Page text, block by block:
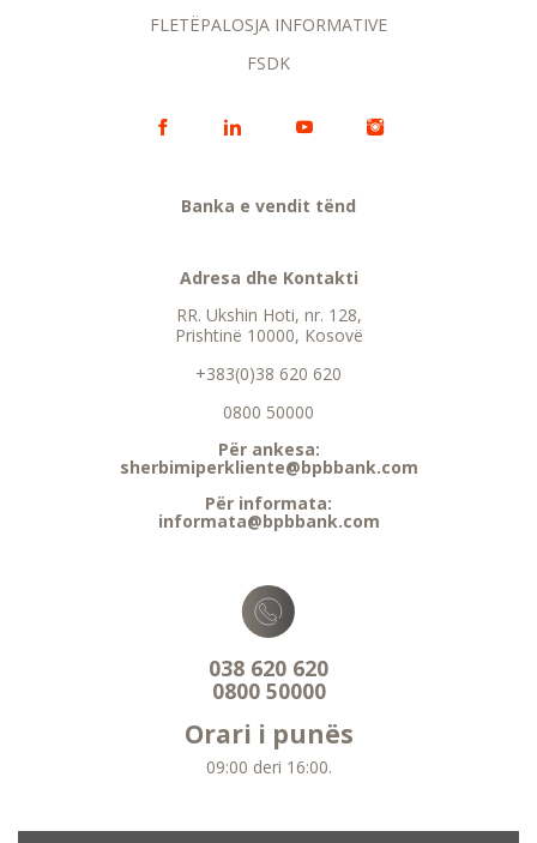
FLETËPALOSJA INFORMATIVE
FSDK
Banka e vendit tënd
Adresa dhe Kontakti
RR. Ukshin Hoti, nr. 128,
Prishtinë 10000, Kosovë
+383(0)38 620 620
0800 50000
Për ankesa:
sherbimiperkliente@bpbbank.com
Për informata:
informata@bpbbank.com
038 620 620
0800 50000
Orari i punës
09:00 deri 16:00.